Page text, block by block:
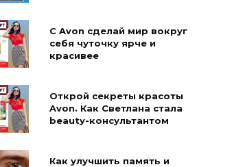
С Avon сделай мир вокруг
себя чуточку ярче и
красивее
Открой секреты красоты
Avon. Как Светлана стала
beauty-консультантом
Как улучшить память и